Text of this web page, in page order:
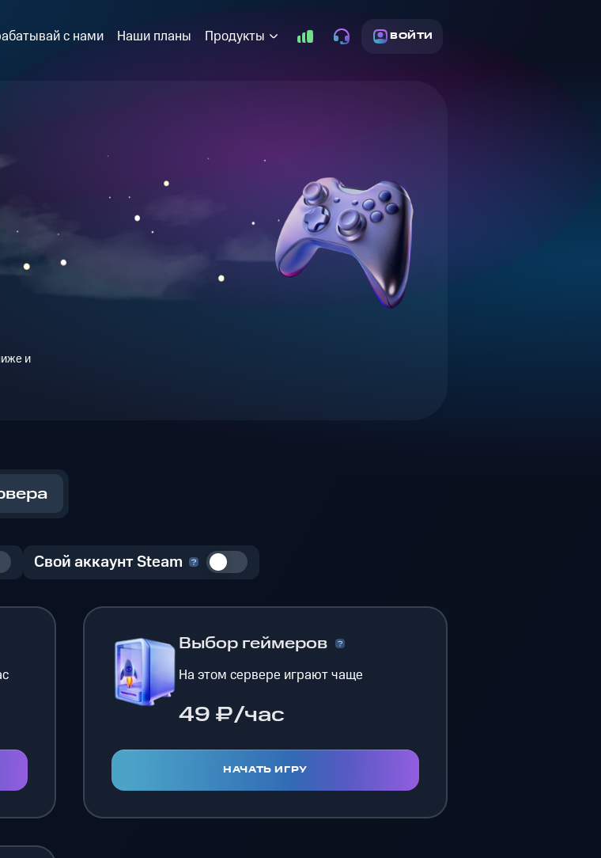
с нами Наши планы Продукты ВОЙТИ
и
Свой аккаунт Steam
Выбор геймеров
На этом сервере играют чаще
49 ₽/час
НАЧАТЬ ИГРУ